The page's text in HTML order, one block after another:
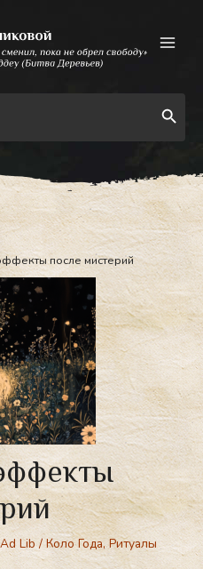
Search Button
после мистерий
Lib/Коло Года,Ритуалы